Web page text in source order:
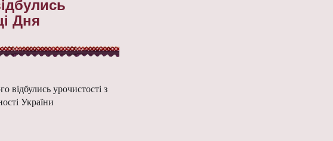
Дня
відбулись урочистості з
України